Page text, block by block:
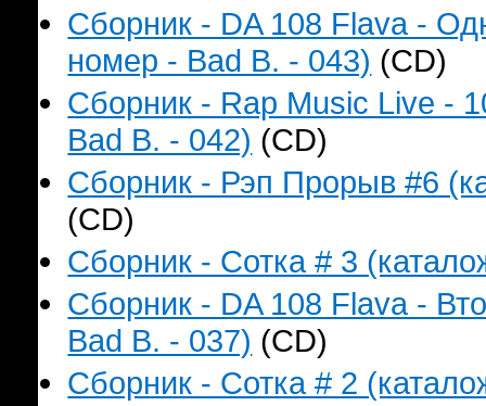
Сборник - DA 108 Flava -
номер - Bad B. - 043) (CD)
Сборник - Rap Music Live -
Bad B. - 042) (CD)
Сборник - Рэп Прорыв #6
(CD)
Сборник - Сотка # 3
Сборник - DA 108 Flava -
Bad B. - 037) (CD)
Сборник - Сотка # 2